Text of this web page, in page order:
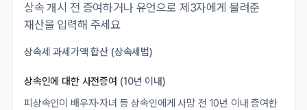
상속 개시 전 증여하거나 유언으로 제3자에게 물려준
재산을 입력해 주세요
상속세 과세가액 합산 (상속세법)
상속인에 대한 사전증여 (10년 이내)
피상속인이 배우자·자녀 등 상속인에게 사망 전 10년 이내 증여한